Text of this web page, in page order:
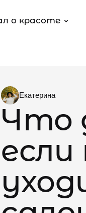
о красоте
Что
Posted
Екатерина